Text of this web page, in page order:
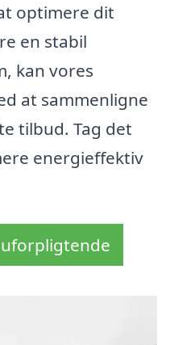
optimere dit
en stabil
kan vores
at sammenligne
tilbud. Tag det
energieffektiv